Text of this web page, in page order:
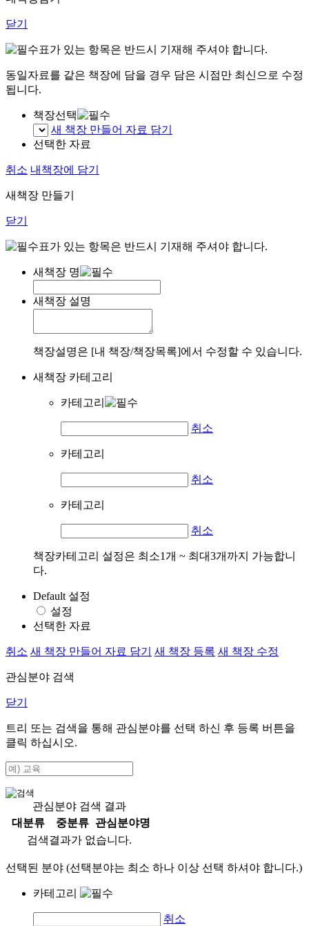
닫기
표가 있는 항목은 반드시 기재해 주셔야 합니다.
동일자료를 같은 책장에 담을 경우 담은 시점만 최신으로 수정
됩니다.
책장선택
새 책장 만들어 자료 담기
선택한 자료
취소 내책장에 담기
새책장 만들기
닫기
표가 있는 항목은 반드시 기재해 주셔야 합니다.
새책장 명
새책장 설명
책장설명은 [내 책장/책장목록]에서 수정할 수 있습니다.
새책장 카테고리
카테고리
취소
카테고리
취소
카테고리
취소
책장카테고리 설정은 최소1개 ~ 최대3개까지 가능합니
다.
Default 설정
설정
선택한 자료
취소 새 책장 만들어 자료 담기 새 책장 등록 새 책장 수정
관심분야 검색
닫기
트리 또는 검색을 통해 관심분야를 선택 하신 후 등록 버튼을
클릭 하십시오.
관심분야 검색 결과
대분류
중분류
관심분야명
검색결과가 없습니다.
선택된 분야 (선택분야는 최소 하나 이상 선택 하셔야 합니다.)
카테고리
취소